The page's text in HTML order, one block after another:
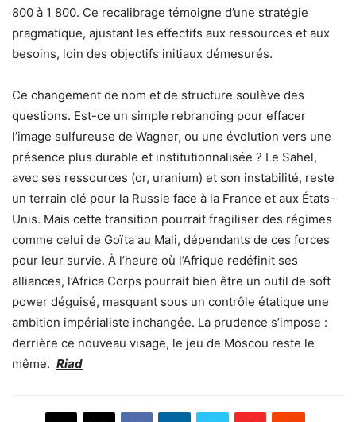
800 à 1 800. Ce recalibrage témoigne d’une stratégie
pragmatique, ajustant les effectifs aux ressources et aux
besoins, loin des objectifs initiaux démesurés.
Ce changement de nom et de structure soulève des
questions. Est-ce un simple rebranding pour effacer
l’image sulfureuse de Wagner, ou une évolution vers une
présence plus durable et institutionnalisée ? Le Sahel,
avec ses ressources (or, uranium) et son instabilité, reste
un terrain clé pour la Russie face à la France et aux États-
Unis. Mais cette transition pourrait fragiliser des régimes
comme celui de Goïta au Mali, dépendants de ces forces
pour leur survie. À l’heure où l’Afrique redéfinit ses
alliances, l’Africa Corps pourrait bien être un outil de soft
power déguisé, masquant sous un contrôle étatique une
ambition impérialiste inchangée. La prudence s’impose :
derrière ce nouveau visage, le jeu de Moscou reste le
même. Riad